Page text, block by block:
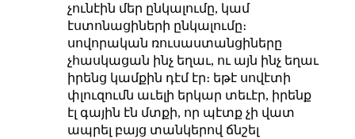
չունէին մեր ընկալումը, կամ
էստոնացիների ընկալումը։
սովորական ռուսաստանցիները
չհասկացան ինչ եղաւ, ու այն ինչ եղաւ
իրենց կամքին դէմ էր։ եթէ սովէտի
փլուզումն աւելի երկար տեւէր, իրենք
էլ գային էն մտքի, որ պէտք չի վատ
ապրել բայց տանկերով ճնշել